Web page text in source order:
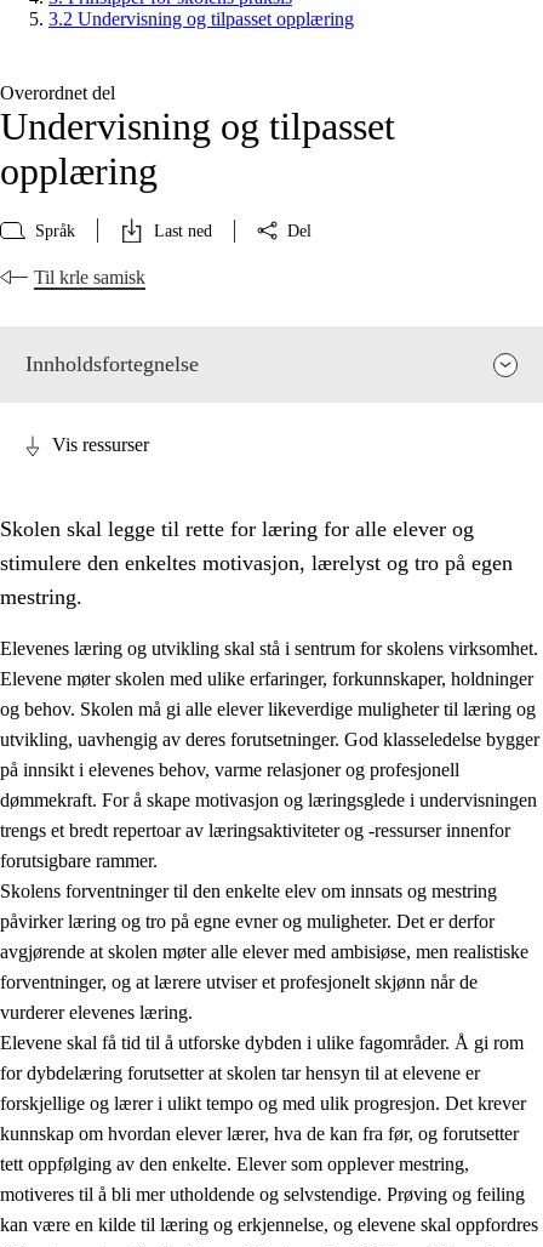
3.2 Undervisning og tilpasset opplæring
Overordnet del
Undervisning og tilpasset
opplæring
Språk Last ned Del
Til krle samisk
Innholdsfortegnelse
3. Prinsipper for skolens praksis
3.1 Et inkluderende læringsmiljø
3.2 Undervisning og tilpasset opplæring
3.3 Samarbeid mellom hjem og skole
3.4 Opplæring i lærebedrift og arbeidsliv
3.5 Profesjonsfellesskap og skoleutvikling
Vis ressurser
Skolen skal legge til rette for læring for alle elever og
stimulere den enkeltes motivasjon, lærelyst og tro på egen
mestring.
Elevenes læring og utvikling skal stå i sentrum for skolens virksomhet.
Elevene møter skolen med ulike erfaringer, forkunnskaper, holdninger
og behov. Skolen må gi alle elever likeverdige muligheter til læring og
utvikling, uavhengig av deres forutsetninger. God klasseledelse bygger
på innsikt i elevenes behov, varme relasjoner og profesjonell
dømmekraft. For å skape motivasjon og læringsglede i undervisningen
trengs et bredt repertoar av læringsaktiviteter og -ressurser innenfor
forutsigbare rammer.
Skolens forventninger til den enkelte elev om innsats og mestring
påvirker læring og tro på egne evner og muligheter. Det er derfor
avgjørende at skolen møter alle elever med ambisiøse, men realistiske
forventninger, og at lærere utviser et profesjonelt skjønn når de
vurderer elevenes læring.
Elevene skal få tid til å utforske dybden i ulike fagområder. Å gi rom
for dybdelæring forutsetter at skolen tar hensyn til at elevene er
forskjellige og lærer i ulikt tempo og med ulik progresjon. Det krever
kunnskap om hvordan elever lærer, hva de kan fra før, og forutsetter
tett oppfølging av den enkelte. Elever som opplever mestring,
motiveres til å bli mer utholdende og selvstendige. Prøving og feiling
kan være en kilde til læring og erkjennelse, og elevene skal oppfordres